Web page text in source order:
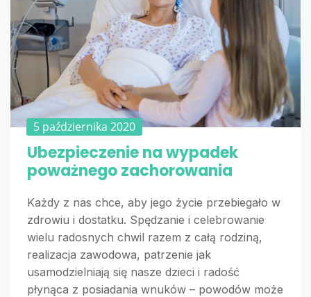
5 października 2020
Ubezpieczenie na wypadek
poważnego zachorowania
Każdy z nas chce, aby jego życie przebiegało w
zdrowiu i dostatku. Spędzanie i celebrowanie
wielu radosnych chwil razem z całą rodziną,
realizacja zawodowa, patrzenie jak
usamodzielniają się nasze dzieci i radość
płynąca z posiadania wnuków – powodów może